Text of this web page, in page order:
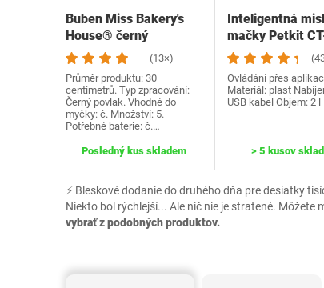
⚡ Bleskové dodanie do druhého dňa pre desiatky
Niekto bol rýchlejší... Ale nič nie je stratené. Môžete
vybrať z podobných produktov.
Buben Miss Bakery's
House® černý
(13×)
Průměr produktu: 30
centimetrů. Typ zpracování:
Černý povlak. Vhodné do
myčky: č. Množství: 5.
Potřebné baterie: č.…
Posledný kus skladem
Inteligentná
mačky Petkit
Ovládání přes
Materiál: plast
USB kabel Objem: 2 l
> 5 kusov